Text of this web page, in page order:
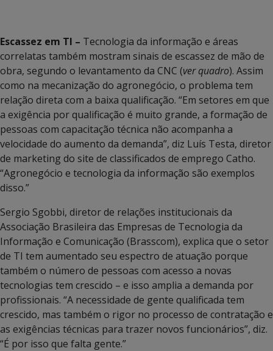
Escassez em TI – Tecnologia da informação e áreas
correlatas também mostram sinais de escassez de mão de
obra, segundo o levantamento da CNC (ver quadro). Assim
como na mecanização do agronegócio, o problema tem
relação direta com a baixa qualificação. “Em setores em que
a exigência por qualificação é muito grande, a formação de
pessoas com capacitação técnica não acompanha a
velocidade do aumento da demanda”, diz Luís Testa, diretor
de marketing do site de classificados de emprego Catho.
“Agronegócio e tecnologia da informação são exemplos
disso.”
Sergio Sgobbi, diretor de relações institucionais da
Associação Brasileira das Empresas de Tecnologia da
Informação e Comunicação (Brasscom), explica que o setor
de TI tem aumentado seu espectro de atuação porque
também o número de pessoas com acesso a novas
tecnologias tem crescido – e isso amplia a demanda por
profissionais. “A necessidade de gente qualificada tem
crescido, mas também o rigor no processo de contratação e
as exigências técnicas para trazer novos funcionários”, diz.
“É por isso que falta gente.”